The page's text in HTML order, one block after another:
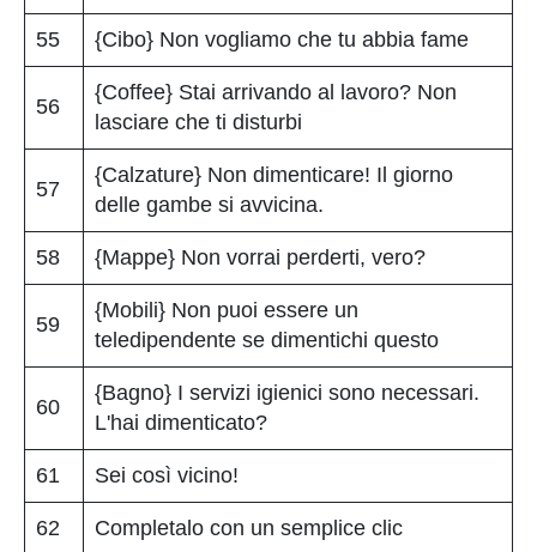
55 {Cibo} Non vogliamo che tu abbia fame
56
{Coffee} Stai arrivando al lavoro? Non
lasciare che ti disturbi
57
{Calzature} Non dimenticare! Il giorno
delle gambe si avvicina.
58 {Mappe} Non vorrai perderti, vero?
59
{Mobili} Non puoi essere un
teledipendente se dimentichi questo
60
{Bagno} I servizi igienici sono necessari.
L'hai dimenticato?
61 Sei così vicino!
62 Completalo con un semplice clic